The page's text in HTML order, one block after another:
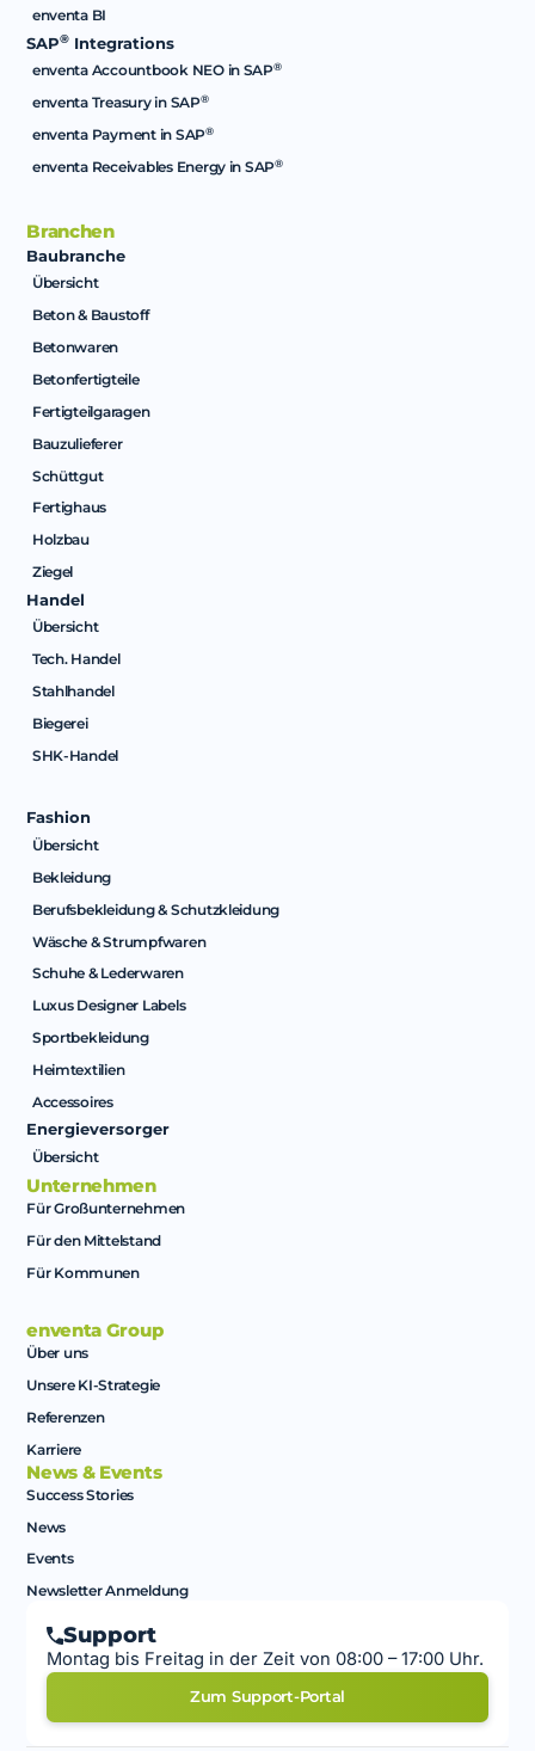
enventa BI
SAP® Integrations
enventa Accountbook NEO in SAP®
enventa Treasury in SAP®
enventa Payment in SAP®
enventa Receivables Energy in SAP®
Branchen
Baubranche
Übersicht
Beton & Baustoff
Betonwaren
Betonfertigteile
Fertigteilgaragen
Bauzulieferer
Schüttgut
Fertighaus
Holzbau
Ziegel
Handel
Übersicht
Tech. Handel
Stahlhandel
Biegerei
SHK-Handel
Fashion
Übersicht
Bekleidung
Berufsbekleidung & Schutzkleidung
Wäsche & Strumpfwaren
Schuhe & Lederwaren
Luxus Designer Labels
Sportbekleidung
Heimtextilien
Accessoires
Energieversorger
Übersicht
Unternehmen
Für Großunternehmen
Für den Mittelstand
Für Kommunen
enventa Group
Über uns
Unsere KI-Strategie
Referenzen
Karriere
News & Events
Success Stories
News
Events
Newsletter Anmeldung
Support
Montag bis Freitag in der Zeit von 08:00 – 17:00 Uhr.
Zum Support-Portal